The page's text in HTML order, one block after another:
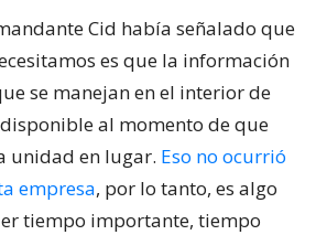
Cid había señalado que
es que la información
se manejan en el interior de
al momento de que
unidad en lugar. Eso no ocurrió
empresa, por lo tanto, es algo
tiempo importante, tiempo